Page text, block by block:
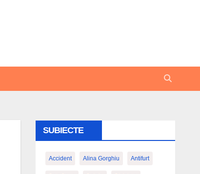
SUBIECTE
Accident Alina Gorghiu Antifurt